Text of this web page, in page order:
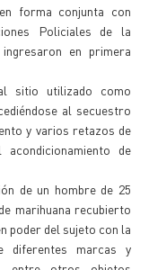
forma conjunta con
Policiales de la
en primera
sitio utilizado como
al secuestro
y varios retazos de
de
de un hombre de 25
marihuana recubierto
poder del sujeto con la
diferentes marcas y